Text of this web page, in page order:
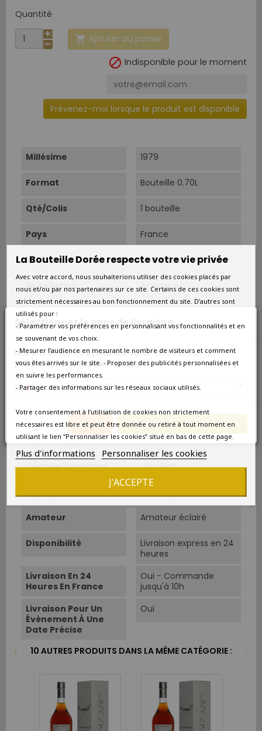
Sélectionnez le pays de livraison
Nos prix et les frais peuvent varier en fonction du
pays/de la région de livraison.
France métropolitaine
Annuler Enregistrer les modifications
Quantité
 Ajouter au panier
 Indisponible pour le moment
Prévenez-moi lorsque le produit est disponible
Millésime 1979
Format Bouteille 0.70L
Qté/Colis 1 bouteille
Pays France
Région Armagnac
Appellation Armagnac
Couleur
Type
Alcool 43%
Superficie 5 ha.
Sols Sables fauves.
Âge Du Vignoble 50 ans.
Cépage Dominant Ugni Blanc
Amateur Amateur éclairé
Disponibilité
Livraison express en 24
heures
Livraison En 24
Heures En France
Oui - Commande
jusqu'à 10h
Livraison Pour Un
Évènement À Une
Date Précise
Oui
10 AUTRES PRODUITS DANS LA MÊME CATÉGORIE :
La Bouteille Dorée respecte votre vie privée
Avec votre accord, nous souhaiterions utiliser des cookies placés par
nous et/ou par nos partenaires sur ce site. Certains de ces cookies sont
strictement nécessaires au bon fonctionnement du site. D’autres sont
utilisés pour :
- Paramétrer vos préférences en personnalisant vos fonctionnalités et en
se souvenant de vos choix.
- Mesurer l’audience en mesurant le nombre de visiteurs et comment
vous êtes arrivés sur le site. - Proposer des publicités personnalisées et
en suivre les performances.
- Partager des informations sur les réseaux sociaux utilisés.
Votre consentement à l’utilisation de cookies non strictement
nécessaires est libre et peut être donnée ou retiré à tout moment en
utilisant le lien “Personnaliser les cookies” situé en bas de cette page.
Plus d'informations Personnaliser les cookies
J'ACCEPTE